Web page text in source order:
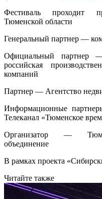
Фестиваль проходит
Тюменской области
Генеральный партнер —
Официальный партнер
российская
компаний
Партнер — Агентство
Информационные
Телеканал «Тюменское
Организатор —
объединение
В рамках проекта
Читайте также